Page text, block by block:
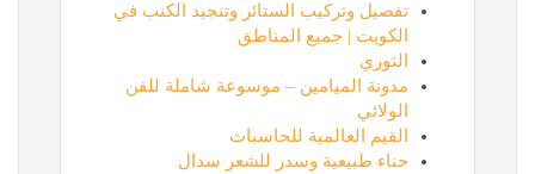
تفصيل وتركيب الستائر وتنجيد الكنب في
الكويت | جميع المناطق
الثوري
مدونة الميامين – موسوعة شاملة للفن
الولائي
القيم العالمية للحاسبات
حناء طبيعية وسدر للشعر سدال